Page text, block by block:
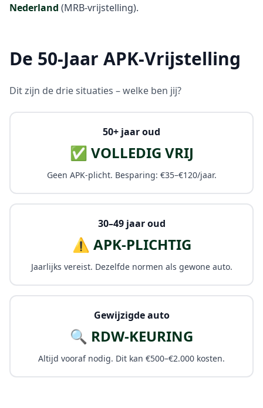
Nederland (MRB-vrijstelling).
De 50-Jaar APK-Vrijstelling
Dit zijn de drie situaties – welke ben jij?
50+ jaar oud
✅ VOLLEDIG VRIJ
Geen APK-plicht. Besparing: €35–€120/jaar.
30–49 jaar oud
⚠️ APK-PLICHTIG
Jaarlijks vereist. Dezelfde normen als gewone auto.
Gewijzigde auto
🔍 RDW-KEURING
Altijd vooraf nodig. Dit kan €500–€2.000 kosten.